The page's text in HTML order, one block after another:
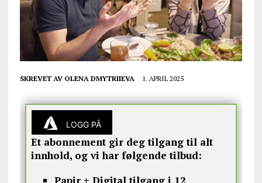
SKREVET AV OLENA DMYTRIIEVA 1. APRIL 2025
LOGG PÅ
Et abonnement gir deg tilgang til alt
innhold, og vi har følgende tilbud:
Papir + Digital tilgang i 12